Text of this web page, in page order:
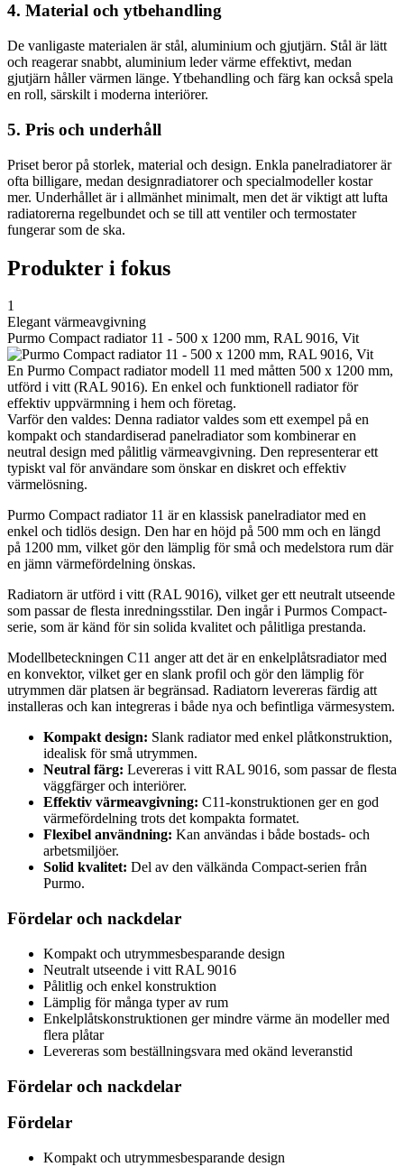
4. Material och ytbehandling
De vanligaste materialen är stål, aluminium och gjutjärn. Stål är lätt
och reagerar snabbt, aluminium leder värme effektivt, medan
gjutjärn håller värmen länge. Ytbehandling och färg kan också spela
en roll, särskilt i moderna interiörer.
5. Pris och underhåll
Priset beror på storlek, material och design. Enkla panelradiatorer är
ofta billigare, medan designradiatorer och specialmodeller kostar
mer. Underhållet är i allmänhet minimalt, men det är viktigt att lufta
radiatorerna regelbundet och se till att ventiler och termostater
fungerar som de ska.
Produkter i fokus
1
Elegant värmeavgivning
Purmo Compact radiator 11 - 500 x 1200 mm, RAL 9016, Vit
En Purmo Compact radiator modell 11 med måtten 500 x 1200 mm,
utförd i vitt (RAL 9016). En enkel och funktionell radiator för
effektiv uppvärmning i hem och företag.
Varför den valdes: Denna radiator valdes som ett exempel på en
kompakt och standardiserad panelradiator som kombinerar en
neutral design med pålitlig värmeavgivning. Den representerar ett
typiskt val för användare som önskar en diskret och effektiv
värmelösning.
Purmo Compact radiator 11 är en klassisk panelradiator med en
enkel och tidlös design. Den har en höjd på 500 mm och en längd
på 1200 mm, vilket gör den lämplig för små och medelstora rum där
en jämn värmefördelning önskas.
Radiatorn är utförd i vitt (RAL 9016), vilket ger ett neutralt utseende
som passar de flesta inredningsstilar. Den ingår i Purmos Compact-
serie, som är känd för sin solida kvalitet och pålitliga prestanda.
Modellbeteckningen C11 anger att det är en enkelplåtsradiator med
en konvektor, vilket ger en slank profil och gör den lämplig för
utrymmen där platsen är begränsad. Radiatorn levereras färdig att
installeras och kan integreras i både nya och befintliga värmesystem.
Kompakt design: Slank radiator med enkel plåtkonstruktion,
idealisk för små utrymmen.
Neutral färg: Levereras i vitt RAL 9016, som passar de flesta
väggfärger och interiörer.
Effektiv värmeavgivning: C11-konstruktionen ger en god
värmefördelning trots det kompakta formatet.
Flexibel användning: Kan användas i både bostads- och
arbetsmiljöer.
Solid kvalitet: Del av den välkända Compact-serien från
Purmo.
Fördelar och nackdelar
Kompakt och utrymmesbesparande design
Neutralt utseende i vitt RAL 9016
Pålitlig och enkel konstruktion
Lämplig för många typer av rum
Enkelplåtskonstruktionen ger mindre värme än modeller med
flera plåtar
Levereras som beställningsvara med okänd leveranstid
Fördelar och nackdelar
Fördelar
Kompakt och utrymmesbesparande design